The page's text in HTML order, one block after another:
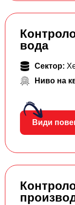
вода
Сектор:
Ниво на
Види